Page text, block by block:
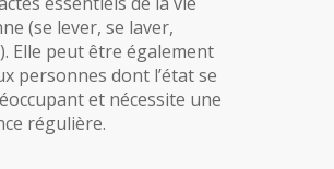
(se lever, se laver,
Elle peut être également
personnes dont l’état se
et nécessite une
régulière.